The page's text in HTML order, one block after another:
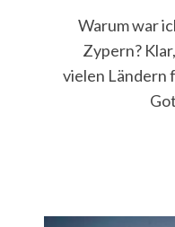
Warum war
Zypern?
vielen Ländern